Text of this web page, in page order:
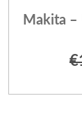
Makita –
€